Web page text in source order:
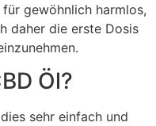
gewöhnlich harmlos,
daher die erste Dosis
Öl?
sehr einfach und